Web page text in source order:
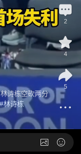
诗栋空砍两分
#林诗栋
2
4
5